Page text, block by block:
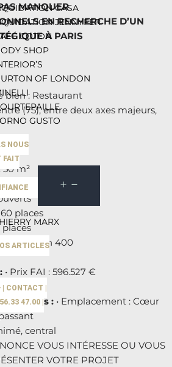
CASA
JENNYFER
COTON
SHOP
OF LONDON
GUSTO
NOUS
FAIT
MARX
ARTICLES
CONTACT |
47.00 |
MANQUER
EN RECHERCHE D’UN
À PARIS
bien : Restaurant
(75), entre deux axes majeurs,
50 m²
m²
places
places
extraction 400
• Prix FAI : 596.527 €
: • Emplacement : Cœur
central
VOUS INTÉRESSE OU VOUS
VOTRE PROJET